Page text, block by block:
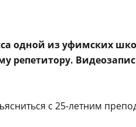
одной из уфимских
репетитору.
с 25-летним